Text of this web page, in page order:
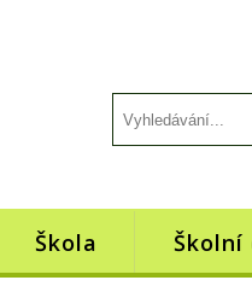
Škola Školní